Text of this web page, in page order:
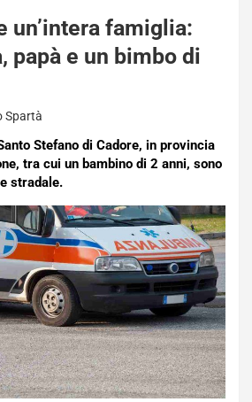
un’intera famiglia:
papà e un bimbo di
Spartà
Stefano di Cadore, in provincia
tra cui un bambino di 2 anni, sono
stradale.